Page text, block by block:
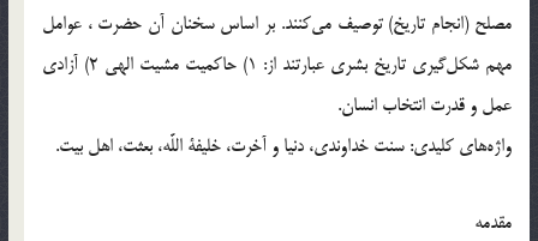
مصلح (انجام تاريخ) توصيف مى‌كنند. بر اساس سخنان آن حضرت ، عوامل
مهم شكل‌گيرى تاريخ بشرى عبارتند از: 1) حاكميت مشيت الهى 2) آزادى
عمل و قدرت انتخاب انسان.
واژه‌هاى كليدى: سنت خداوندى، دنيا و آخرت، خليفة اللَّه، بعثت، اهل بيت.
مقدمه‌